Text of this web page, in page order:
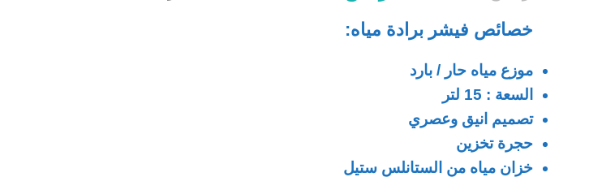
خصائص فيشر برادة مياه:
موزع مياه حار / بارد
السعة : 15 لتر
تصميم انيق وعصري
حجرة تخزين
خزان مياه من الستانلس ستيل